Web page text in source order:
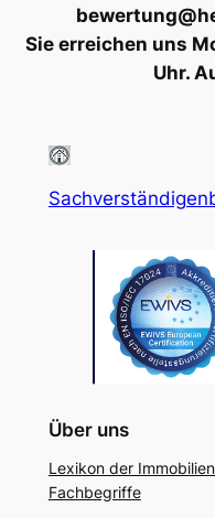
Sie erreichen uns
Uhr.
Über uns
Lexikon der
Fachbegriffe